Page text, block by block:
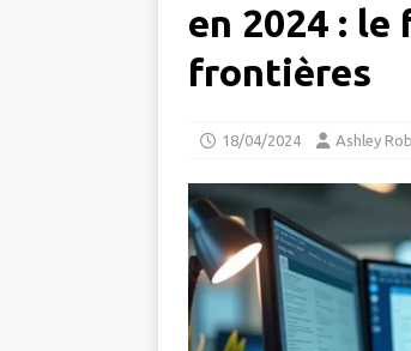
en 2024 :
frontières
18/04/2024 Ashley